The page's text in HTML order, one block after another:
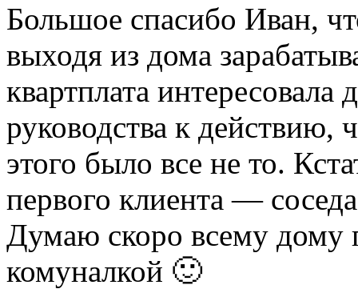
Большое спасибо Иван,
выходя из дома
квартплата
руководства к действию,
этого было все не то.
первого клиента —
Думаю скоро всему дому
комуналкой 🙂